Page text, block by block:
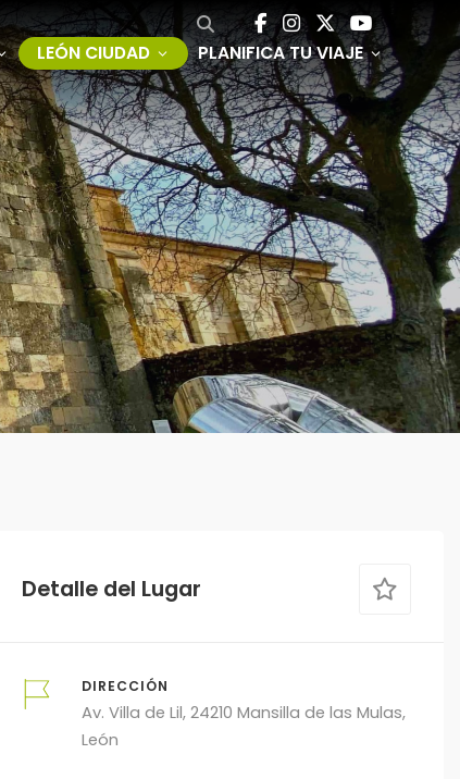
LEÓN CIUDAD
PLANIFICA TU VIAJE
Detalle del Lugar
DIRECCIÓN
Av. Villa de Lil, 24210 Mansilla de las Mulas,
León